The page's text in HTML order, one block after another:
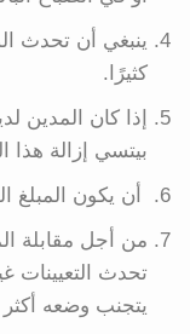
ينبغي أن تحدث
كثيرًا.
إذا كان
بيتسي إزالة
أن يكون المبلغ
من أجل مقابلة
تحدث التعيينات
يتجنب وضعه